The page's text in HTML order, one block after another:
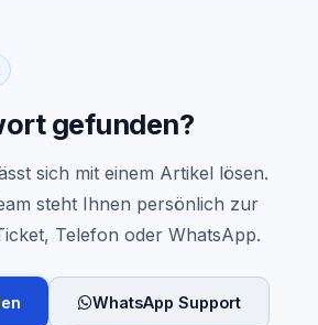
gefunden?
sich mit einem Artikel lösen.
steht Ihnen persönlich zur
Telefon oder WhatsApp.
WhatsApp Support